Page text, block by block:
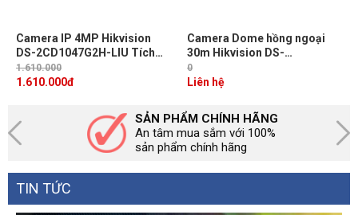
Camera IP 4MP Hikvision
DS-2CD1047G2H-LIU Tích
hợp Mic, Ánh sáng trắng & IR
30m, ColorVu ghi hình có
1.610.000
1.610.000đ
Camera Dome hồng ngoại
30m Hikvision DS-
2CD1343G2-LIUF/SL 4MP,
WDR 120dB, đàm thoại 2
0
Liên hệ
SẢN PHẨM CHÍNH HÃNG
An tâm mua sắm với 100%
sản phẩm chính hãng
TIN TỨC